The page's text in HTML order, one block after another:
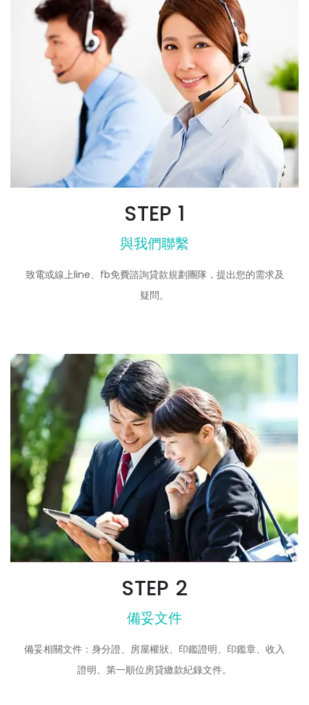
STEP 1
與我們聯繫
致電或線上line、fb免費諮詢貸款規劃團隊，提出您的需求及
疑問。
STEP 2
備妥文件
備妥相關文件：身分證、房屋權狀、印鑑證明、印鑑章、收入
證明、第一順位房貸繳款紀錄文件。